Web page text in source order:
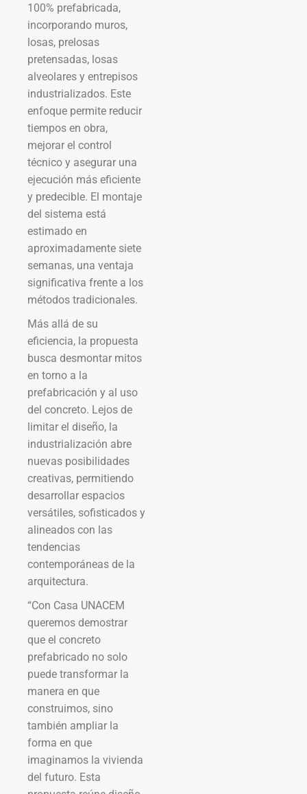
100% prefabricada,
incorporando muros,
losas, prelosas
pretensadas, losas
alveolares y entrepisos
industrializados. Este
enfoque permite reducir
tiempos en obra,
mejorar el control
técnico y asegurar una
ejecución más eficiente
y predecible. El montaje
del sistema está
estimado en
aproximadamente siete
semanas, una ventaja
significativa frente a los
métodos tradicionales.
Más allá de su
eficiencia, la propuesta
busca desmontar mitos
en torno a la
prefabricación y al uso
del concreto. Lejos de
limitar el diseño, la
industrialización abre
nuevas posibilidades
creativas, permitiendo
desarrollar espacios
versátiles, sofisticados y
alineados con las
tendencias
contemporáneas de la
arquitectura.
“Con Casa UNACEM
queremos demostrar
que el concreto
prefabricado no solo
puede transformar la
manera en que
construimos, sino
también ampliar la
forma en que
imaginamos la vivienda
del futuro. Esta